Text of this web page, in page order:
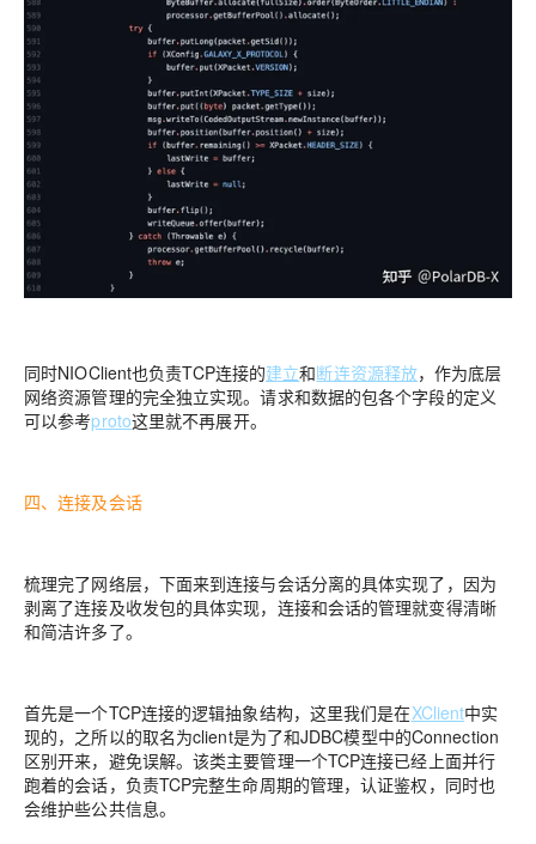
同时NIOClient也负责TCP连接的建立和断连资源释放，作为底层
网络资源管理的完全独立实现。请求和数据的包各个字段的定义
可以参考proto这里就不再展开。
四、连接及会话
梳理完了网络层，下面来到连接与会话分离的具体实现了，因为
剥离了连接及收发包的具体实现，连接和会话的管理就变得清晰
和简洁许多了。
首先是一个TCP连接的逻辑抽象结构，这里我们是在XClient中实
现的，之所以的取名为client是为了和JDBC模型中的Connection
区别开来，避免误解。该类主要管理一个TCP连接已经上面并行
跑着的会话，负责TCP完整生命周期的管理，认证鉴权，同时也
会维护些公共信息。